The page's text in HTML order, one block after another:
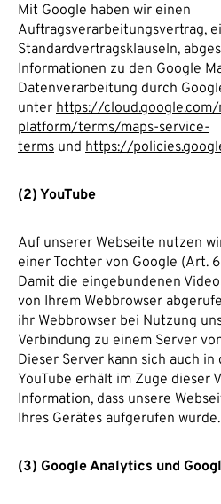
Mit Google haben wir einen
Auftragsverarbeitungsvertrag,
Standardvertragsklauseln,
Informationen zu den Google
Datenverarbeitung durch
unter https://cloud.google.com/
platform/terms/maps-service-
terms und https://
(2) YouTube
Auf unserer Webseite nutzen
einer Tochter von Google (Art. 6
Damit die eingebundenen
von Ihrem Webbrowser
ihr Webbrowser bei Nutzung
Verbindung zu einem Server
Dieser Server kann sich auch in
YouTube erhält im Zuge dieser
Information, dass unsere
Ihres Gerätes aufgerufen wurde.
(3) Google Analytics und